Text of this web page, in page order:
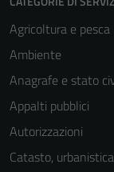
Agricoltura e pesca
Ambiente
Anagrafe e stato
Appalti pubblici
Autorizzazioni
Catasto,